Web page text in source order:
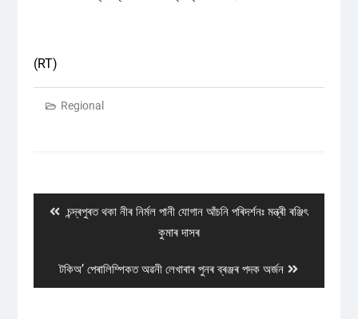
(RT)
Regional
Previous
চন্দ্ৰপুৰত থকা নীৰ নিৰ্মল পানী যোগান আঁচনি পৰিদৰ্শনঃ মন্ত্ৰী ৰঞ্জিৎ
কুমাৰ দাসৰ
Next
post:
টকিঅ’ পেৰালিম্পিকত অৱনী লেখাৰাৰ পুনৰ ব্ৰঞ্জৰ পদক অর্জন